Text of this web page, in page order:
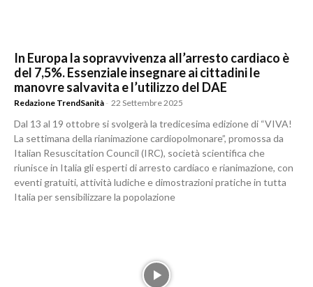
In Europa la sopravvivenza all’arresto cardiaco è
del 7,5%. Essenziale insegnare ai cittadini le
manovre salvavita e l’utilizzo del DAE
Redazione TrendSanità - 22 Settembre 2025
Dal 13 al 19 ottobre si svolgerà la tredicesima edizione di “VIVA!
La settimana della rianimazione cardiopolmonare”, promossa da
Italian Resuscitation Council (IRC), società scientifica che
riunisce in Italia gli esperti di arresto cardiaco e rianimazione, con
eventi gratuiti, attività ludiche e dimostrazioni pratiche in tutta
Italia per sensibilizzare la popolazione